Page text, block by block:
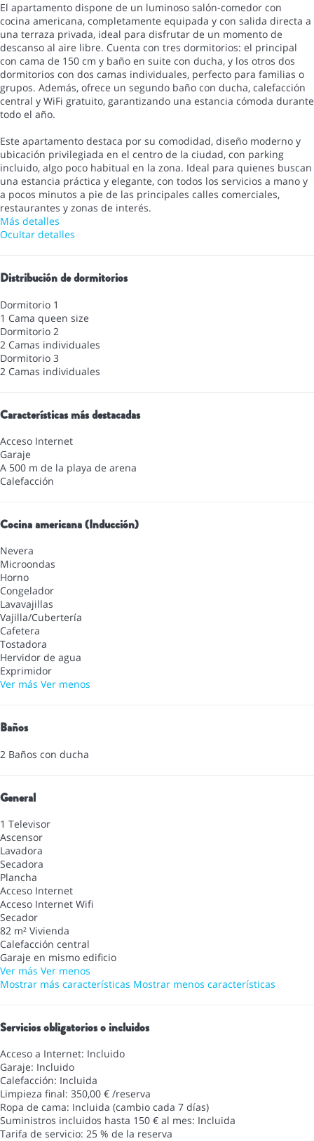
El apartamento dispone de un luminoso salón-comedor con
cocina americana, completamente equipada y con salida directa a
una terraza privada, ideal para disfrutar de un momento de
descanso al aire libre. Cuenta con tres dormitorios: el principal
con cama de 150 cm y baño en suite con ducha, y los otros dos
dormitorios con dos camas individuales, perfecto para familias o
grupos. Además, ofrece un segundo baño con ducha, calefacción
central y WiFi gratuito, garantizando una estancia cómoda durante
todo el año.
Este apartamento destaca por su comodidad, diseño moderno y
ubicación privilegiada en el centro de la ciudad, con parking
incluido, algo poco habitual en la zona. Ideal para quienes buscan
una estancia práctica y elegante, con todos los servicios a mano y
a pocos minutos a pie de las principales calles comerciales,
restaurantes y zonas de interés.
Más detalles
Ocultar detalles
Distribución de dormitorios
Dormitorio 1
1 Cama queen size
Dormitorio 2
2 Camas individuales
Dormitorio 3
2 Camas individuales
Características más destacadas
Acceso Internet
Garaje
A 500 m de la playa de arena
Calefacción
Cocina americana (Inducción)
Nevera
Microondas
Horno
Congelador
Lavavajillas
Vajilla/Cubertería
Cafetera
Tostadora
Hervidor de agua
Exprimidor
Ver más Ver menos
Baños
2 Baños con ducha
General
1 Televisor
Ascensor
Lavadora
Secadora
Plancha
Acceso Internet
Acceso Internet Wifi
Secador
82 m² Vivienda
Calefacción central
Garaje en mismo edificio
Ver más Ver menos
Mostrar más características Mostrar menos características
Servicios obligatorios o incluidos
Acceso a Internet: Incluido
Garaje: Incluido
Calefacción: Incluida
Limpieza final: 350,00 € /reserva
Ropa de cama: Incluida (cambio cada 7 días)
Suministros incluidos hasta 150 € al mes: Incluida
Tarifa de servicio: 25 % de la reserva